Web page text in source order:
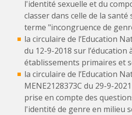
l'identité sexuelle et du
classer dans celle de la santé
terme "incongruence de
la circulaire de l’Education
du 12-9-2018 sur l’éducation
établissements primaires et
la circulaire de l’Education
MENE2128373C du 29-9-
prise en compte des
l'identité de genre en milieu